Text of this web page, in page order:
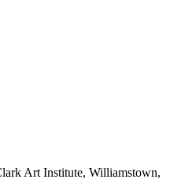
Art Institute, Williamstown,